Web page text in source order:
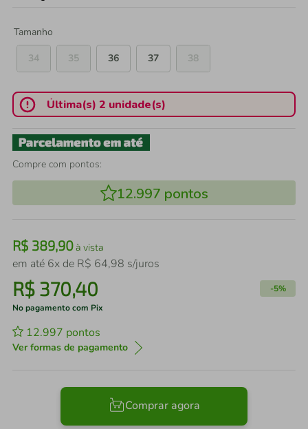
Tamanho
34
35 36 37 38
Última(s) 2 unidade(s)
Compre com pontos:
12.997 pontos
R$ 389,90à vista
em até 6x de R$ 64,98 s/juros
R$ 370,40 -5%
No pagamento com Pix
12.997 pontos
Ver formas de pagamento
Comprar agora